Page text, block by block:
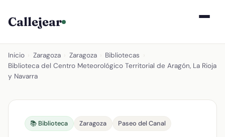
Callejear
Inicio Zaragoza Zaragoza Bibliotecas
Biblioteca del Centro Meteorológico Territorial de Aragón, La Rioja
y Navarra
📚 Biblioteca Zaragoza Paseo del Canal